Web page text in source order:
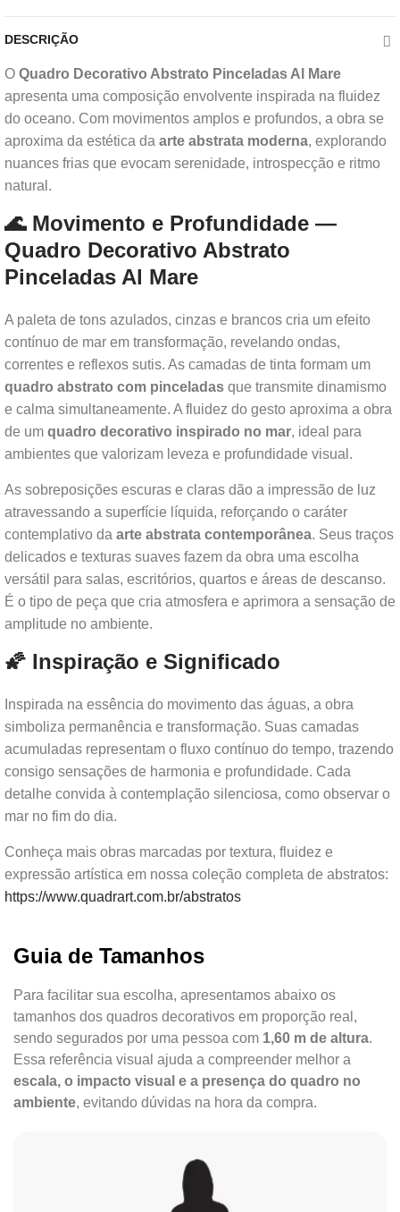
DESCRIÇÃO
O Quadro Decorativo Abstrato Pinceladas Al Mare
apresenta uma composição envolvente inspirada na fluidez
do oceano. Com movimentos amplos e profundos, a obra se
aproxima da estética da arte abstrata moderna, explorando
nuances frias que evocam serenidade, introspecção e ritmo
natural.
🌊 Movimento e Profundidade —
Quadro Decorativo Abstrato
Pinceladas Al Mare
A paleta de tons azulados, cinzas e brancos cria um efeito
contínuo de mar em transformação, revelando ondas,
correntes e reflexos sutis. As camadas de tinta formam um
quadro abstrato com pinceladas que transmite dinamismo
e calma simultaneamente. A fluidez do gesto aproxima a obra
de um quadro decorativo inspirado no mar, ideal para
ambientes que valorizam leveza e profundidade visual.
As sobreposições escuras e claras dão a impressão de luz
atravessando a superfície líquida, reforçando o caráter
contemplativo da arte abstrata contemporânea. Seus traços
delicados e texturas suaves fazem da obra uma escolha
versátil para salas, escritórios, quartos e áreas de descanso.
É o tipo de peça que cria atmosfera e aprimora a sensação de
amplitude no ambiente.
🌠 Inspiração e Significado
Inspirada na essência do movimento das águas, a obra
simboliza permanência e transformação. Suas camadas
acumuladas representam o fluxo contínuo do tempo, trazendo
consigo sensações de harmonia e profundidade. Cada
detalhe convida à contemplação silenciosa, como observar o
mar no fim do dia.
Conheça mais obras marcadas por textura, fluidez e
expressão artística em nossa coleção completa de abstratos:
https://www.quadrart.com.br/abstratos
Guia de Tamanhos
Para facilitar sua escolha, apresentamos abaixo os
tamanhos dos quadros decorativos em proporção real,
sendo segurados por uma pessoa com 1,60 m de altura.
Essa referência visual ajuda a compreender melhor a
escala, o impacto visual e a presença do quadro no
ambiente, evitando dúvidas na hora da compra.